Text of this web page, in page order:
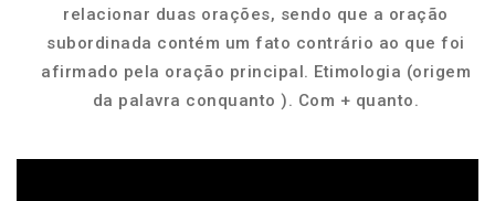
relacionar duas orações, sendo que a oração
subordinada contém um fato contrário ao que foi
afirmado pela oração principal. Etimologia (origem
da palavra conquanto ). Com + quanto.